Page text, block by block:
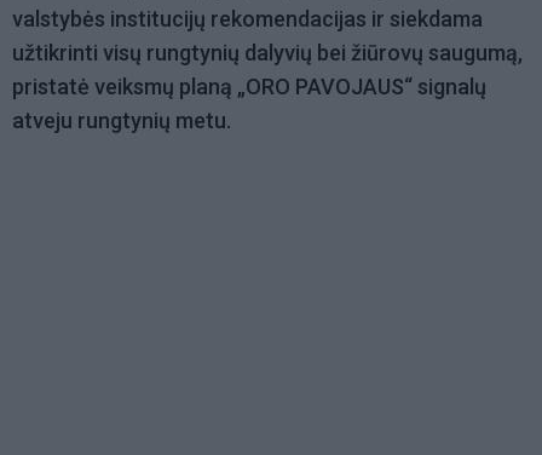
valstybės institucijų rekomendacijas ir siekdama
užtikrinti visų rungtynių dalyvių bei žiūrovų saugumą,
pristatė veiksmų planą „ORO PAVOJAUS“ signalų
atveju rungtynių metu.